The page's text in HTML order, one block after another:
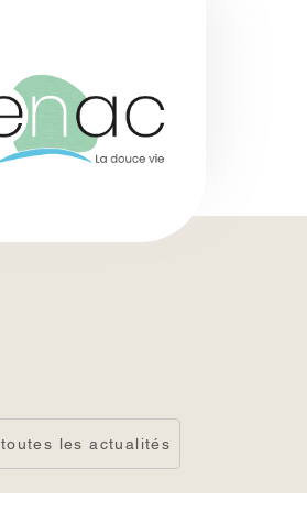
toutes les actualités